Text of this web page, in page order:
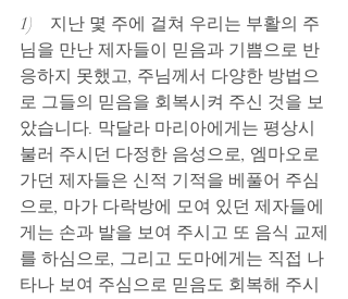
1)    지난 몇 주에 걸쳐 우리는 부활의 주
님을 만난 제자들이 믿음과 기쁨으로 반
응하지 못했고, 주님께서 다양한 방법으
로 그들의 믿음을 회복시켜 주신 것을 보
았습니다. 막달라 마리아에게는 평상시
불러 주시던 다정한 음성으로, 엠마오로
가던 제자들은 신적 기적을 베풀어 주심
으로, 마가 다락방에 모여 있던 제자들에
게는 손과 발을 보여 주시고 또 음식 교제
를 하심으로, 그리고 도마에게는 직접 나
타나 보여 주심으로 믿음도 회복해 주시